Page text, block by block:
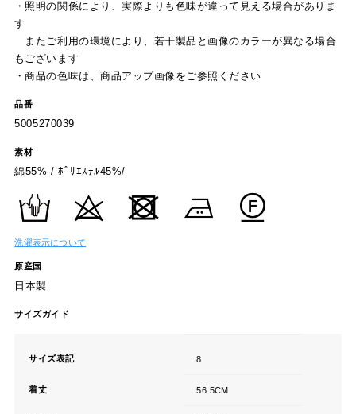
・照明の関係により、実際よりも色味が違って見える場合がありま
す
またご利用の環境により、若干製品と画像のカラーが異なる場合
もございます
・商品の色味は、商品アップ画像をご参照ください
品番
5005270039
素材
綿55% / ﾎﾟﾘｴｽﾃﾙ45%/
洗濯表示について
原産国
日本製
サイズガイド
サイズ表記 8
着丈 56.5CM